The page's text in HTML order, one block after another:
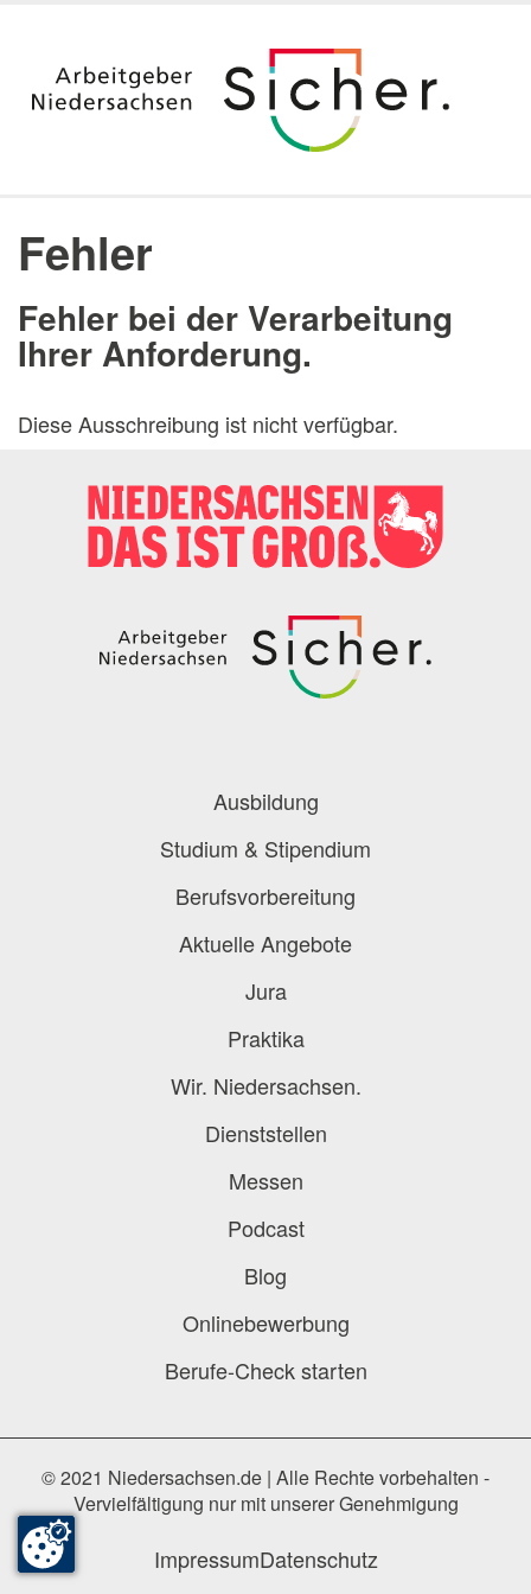
Duales Studium & Stipendium
Aktuelle Angebote
Jura
Praktika
Dienststellen
Messen
Podcast
Berufe-Check
Fehler
Fehler bei der Verarbeitung
Ihrer Anforderung.
Diese Ausschreibung ist nicht verfügbar.
Ausbildung
Studium & Stipendium
Berufsvorbereitung
Aktuelle Angebote
Jura
Praktika
Wir. Niedersachsen.
Dienststellen
Messen
Podcast
Blog
Onlinebewerbung
Berufe-Check starten
© 2021 Niedersachsen.de | Alle Rechte vorbehalten -
Vervielfältigung nur mit unserer Genehmigung
ImpressumDatenschutz